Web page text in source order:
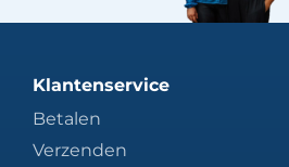
Klantenservice
Betalen
Verzenden